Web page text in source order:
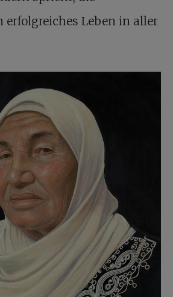
Leben in aller